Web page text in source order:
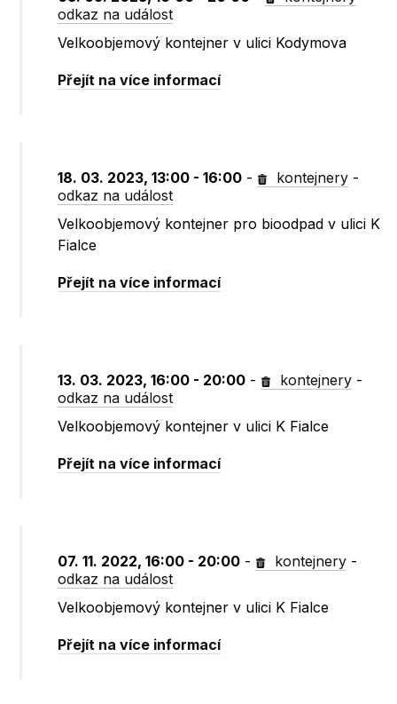
odkaz na událost
Velkoobjemový kontejner v ulici Kodymova
Přejít na více informací
18. 03. 2023, 13:00 - 16:00 - kontejnery -
odkaz na událost
Velkoobjemový kontejner pro bioodpad v ulici K
Fialce
Přejít na více informací
13. 03. 2023, 16:00 - 20:00 - kontejnery -
odkaz na událost
Velkoobjemový kontejner v ulici K Fialce
Přejít na více informací
07. 11. 2022, 16:00 - 20:00 - kontejnery -
odkaz na událost
Velkoobjemový kontejner v ulici K Fialce
Přejít na více informací